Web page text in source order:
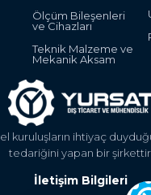
kuruluşların ihtiyaç
tedariğini yapan bir şirkettir.
Ölçüm Bileşenleri
ve Cihazları
Teknik Malzeme ve
Mekanik Aksam
İletişim Bilgileri